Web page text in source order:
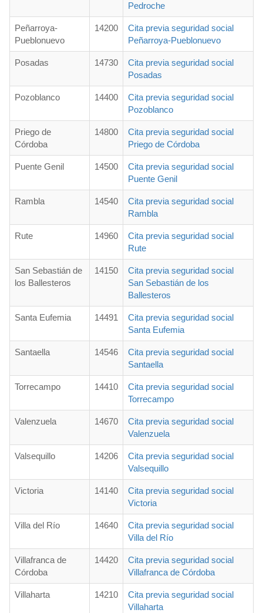
Pedroche
Peñarroya-
Pueblonuevo
14200
Cita previa seguridad social
Peñarroya-Pueblonuevo
Posadas 14730
Cita previa seguridad social
Posadas
Pozoblanco 14400
Cita previa seguridad social
Pozoblanco
Priego de
Córdoba
14800
Cita previa seguridad social
Priego de Córdoba
Puente Genil 14500
Cita previa seguridad social
Puente Genil
Rambla 14540
Cita previa seguridad social
Rambla
Rute 14960
Cita previa seguridad social
Rute
San Sebastián de
los Ballesteros
14150
Cita previa seguridad social
San Sebastián de los
Ballesteros
Santa Eufemia 14491
Cita previa seguridad social
Santa Eufemia
Santaella 14546
Cita previa seguridad social
Santaella
Torrecampo 14410
Cita previa seguridad social
Torrecampo
Valenzuela 14670
Cita previa seguridad social
Valenzuela
Valsequillo 14206
Cita previa seguridad social
Valsequillo
Victoria 14140
Cita previa seguridad social
Victoria
Villa del Río 14640
Cita previa seguridad social
Villa del Río
Villafranca de
Córdoba
14420
Cita previa seguridad social
Villafranca de Córdoba
Villaharta 14210
Cita previa seguridad social
Villaharta